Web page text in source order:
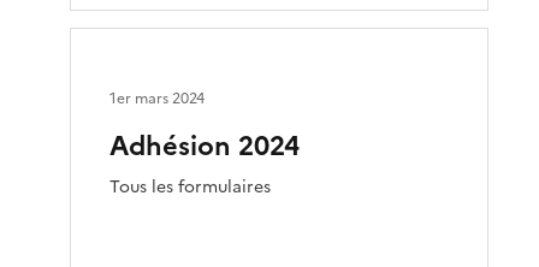
Adhésion 2024
Tous les formulaires
1er mars 2024